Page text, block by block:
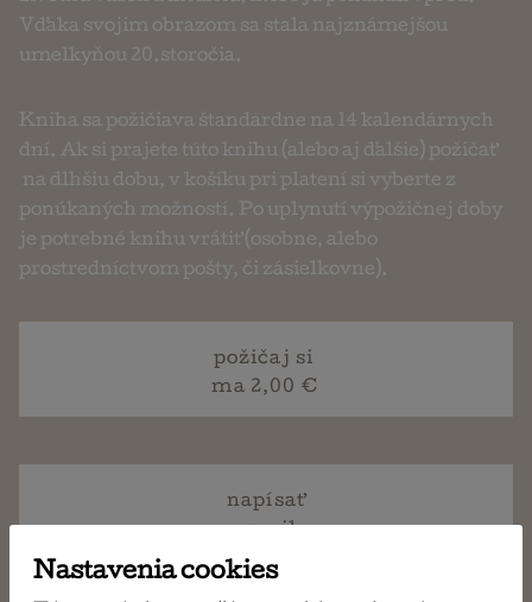
Vďaka svojim obrazom sa stala najznámejšou
umelkyňou 20.storočia.
Kniha sa požičiava štandardne na 14 kalendárnych
dní. Ak si prajete túto knihu (alebo aj ďalšie) požičať
na dlhšiu dobu, v košíku pri platení si vyberte z
ponúkaných možností. Po uplynutí výpožičnej doby
je potrebné knihu vrátiť (osobne, alebo
prostredníctvom pošty, či zásielkovne).
požičaj si
ma 2,00 €
napísať
Nastavenia cookies